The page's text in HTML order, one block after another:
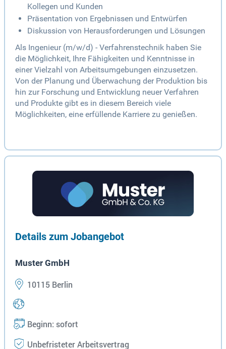
Kollegen und Kunden
Präsentation von Ergebnissen und Entwürfen
Diskussion von Herausforderungen und Lösungen
Als Ingenieur (m/w/d) - Verfahrenstechnik haben Sie
die Möglichkeit, Ihre Fähigkeiten und Kenntnisse in
einer Vielzahl von Arbeitsumgebungen einzusetzen.
Von der Planung und Überwachung der Produktion bis
hin zur Forschung und Entwicklung neuer Verfahren
und Produkte gibt es in diesem Bereich viele
Möglichkeiten, eine erfüllende Karriere zu genießen.
Details zum Jobangebot
Muster GmbH
10115 Berlin
Beginn: sofort
Unbefristeter Arbeitsvertrag